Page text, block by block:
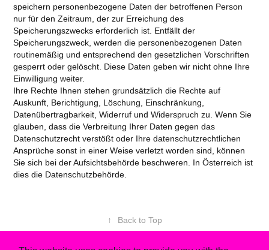
speichern personenbezogene Daten der betroffenen Person
nur für den Zeitraum, der zur Erreichung des
Speicherungszwecks erforderlich ist. Entfällt der
Speicherungszweck, werden die personenbezogenen Daten
routinemäßig und entsprechend den gesetzlichen Vorschriften
gesperrt oder gelöscht. Diese Daten geben wir nicht ohne Ihre
Einwilligung weiter.
Ihre Rechte Ihnen stehen grundsätzlich die Rechte auf
Auskunft, Berichtigung, Löschung, Einschränkung,
Datenübertragbarkeit, Widerruf und Widerspruch zu. Wenn Sie
glauben, dass die Verbreitung Ihrer Daten gegen das
Datenschutzrecht verstößt oder Ihre datenschutzrechtlichen
Ansprüche sonst in einer Weise verletzt worden sind, können
Sie sich bei der Aufsichtsbehörde beschweren. In Österreich ist
dies die Datenschutzbehörde.
↑ Back to Top